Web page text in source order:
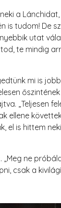
a Lánchidat,
is tudom! De
utat
te mindig
mi is
„Teljesen
ellene
el is hittem
ne
csak a